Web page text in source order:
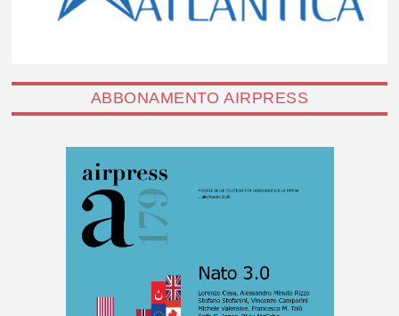
ABBONAMENTO AIRPRESS